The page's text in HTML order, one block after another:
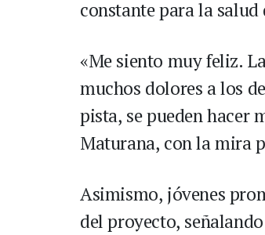
constante para la
«Me siento muy feliz.
muchos dolores a los
pista, se pueden hacer
Maturana, con la mira
Asimismo, jóvenes
del proyecto,